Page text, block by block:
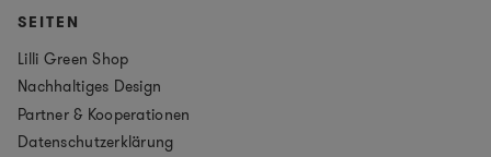
SEITEN
Lilli Green Shop
Nachhaltiges Design
Partner & Kooperationen
Datenschutzerklärung